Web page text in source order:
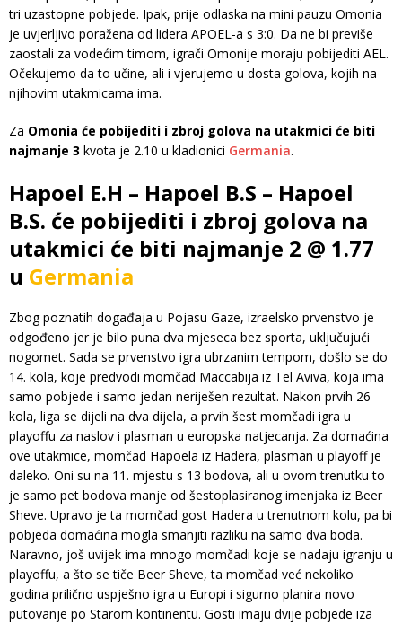
tri uzastopne pobjede. Ipak, prije odlaska na mini pauzu Omonia
je uvjerljivo poražena od lidera APOEL-a s 3:0. Da ne bi previše
zaostali za vodećim timom, igrači Omonije moraju pobijediti AEL.
Očekujemo da to učine, ali i vjerujemo u dosta golova, kojih na
njihovim utakmicama ima.
Za Omonia će pobijediti i zbroj golova na utakmici će biti
najmanje 3 kvota je 2.10 u kladionici Germania.
Hapoel E.H – Hapoel B.S – Hapoel
B.S. će pobijediti i zbroj golova na
utakmici će biti najmanje 2 @ 1.77
u Germania
Zbog poznatih događaja u Pojasu Gaze, izraelsko prvenstvo je
odgođeno jer je bilo puna dva mjeseca bez sporta, uključujući
nogomet. Sada se prvenstvo igra ubrzanim tempom, došlo se do
14. kola, koje predvodi momčad Maccabija iz Tel Aviva, koja ima
samo pobjede i samo jedan neriješen rezultat. Nakon prvih 26
kola, liga se dijeli na dva dijela, a prvih šest momčadi igra u
playoffu za naslov i plasman u europska natjecanja. Za domaćina
ove utakmice, momčad Hapoela iz Hadera, plasman u playoff je
daleko. Oni su na 11. mjestu s 13 bodova, ali u ovom trenutku to
je samo pet bodova manje od šestoplasiranog imenjaka iz Beer
Sheve. Upravo je ta momčad gost Hadera u trenutnom kolu, pa bi
pobjeda domaćina mogla smanjiti razliku na samo dva boda.
Naravno, još uvijek ima mnogo momčadi koje se nadaju igranju u
playoffu, a što se tiče Beer Sheve, ta momčad već nekoliko
godina prilično uspješno igra u Europi i sigurno planira novo
putovanje po Starom kontinentu. Gosti imaju dvije pobjede iza